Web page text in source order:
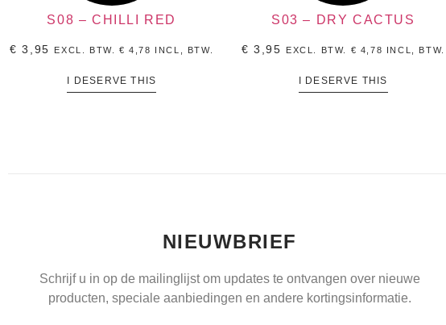
S08 – CHILLI RED
€ 3,95 EXCL. BTW.€ 4,78 INCL, BTW.
I DESERVE THIS
S03 – DRY CACTUS
€ 3,95 EXCL. BTW. € 4,78 INCL, BTW.
I DESERVE THIS
NIEUWBRIEF
Schrijf u in op de mailinglijst om updates te ontvangen over nieuwe
producten, speciale aanbiedingen en andere kortingsinformatie.